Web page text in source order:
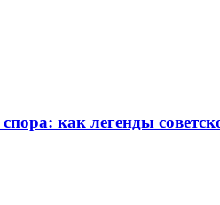
как легенды